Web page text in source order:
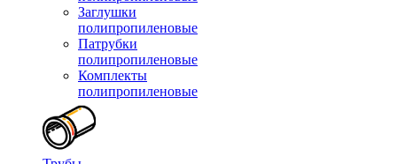
Заглушки
полипропиленовые
Патрубки
полипропиленовые
Комплекты
полипропиленовые